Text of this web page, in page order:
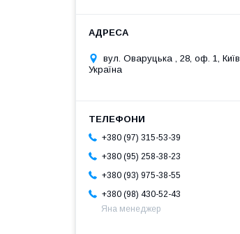
вул. Оваруцька , 28, оф. 1, Київ,
Україна
+380 (97) 315-53-39
+380 (95) 258-38-23
+380 (93) 975-38-55
+380 (98) 430-52-43
Яна менеджер